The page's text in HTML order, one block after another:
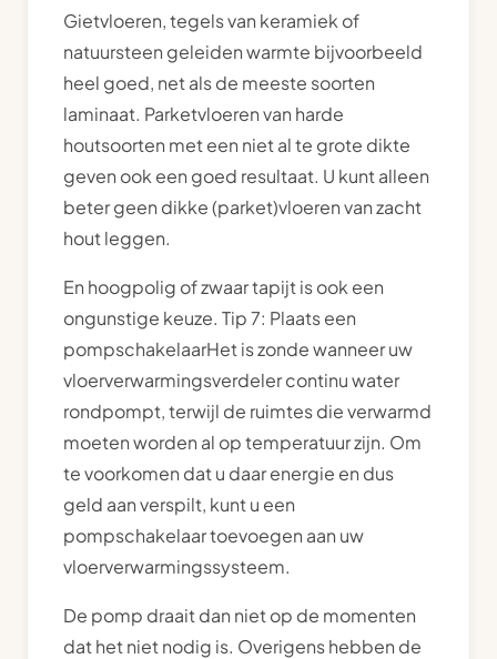
Gietvloeren, tegels van keramiek of
natuursteen geleiden warmte bijvoorbeeld
heel goed, net als de meeste soorten
laminaat. Parketvloeren van harde
houtsoorten met een niet al te grote dikte
geven ook een goed resultaat. U kunt alleen
beter geen dikke (parket)vloeren van zacht
hout leggen.
En hoogpolig of zwaar tapijt is ook een
ongunstige keuze. Tip 7: Plaats een
pompschakelaarHet is zonde wanneer uw
vloerverwarmingsverdeler continu water
rondpompt, terwijl de ruimtes die verwarmd
moeten worden al op temperatuur zijn. Om
te voorkomen dat u daar energie en dus
geld aan verspilt, kunt u een
pompschakelaar toevoegen aan uw
vloerverwarmingssysteem.
De pomp draait dan niet op de momenten
dat het niet nodig is. Overigens hebben de